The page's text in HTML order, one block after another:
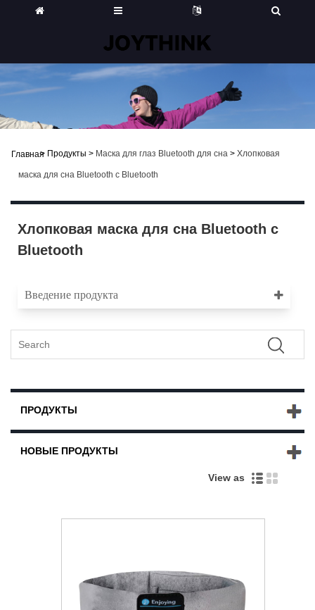
Главная
> Продукты > Маска для глаз Bluetooth для сна > Хлопковая
маска для сна Bluetooth с Bluetooth
Хлопковая маска для сна Bluetooth с
Bluetooth
Введение продукта
ПРОДУКТЫ
НОВЫЕ ПРОДУКТЫ
View as